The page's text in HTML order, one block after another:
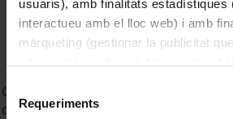
usuaris), amb finalitats estadístiques
interactueu amb el lloc web) i amb
màrqueting (gestionar la publicitat
consultar laPolítica de galetes del
Selecció
de Requeriments
Graduació Grau Seguretat. Institut
de Catalunya octubre 2024